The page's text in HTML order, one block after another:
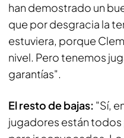
han demostrado un
que por desgracia la
estuviera, porque
nivel. Pero tenemos
garantías".
El resto de bajas: "Sí,
jugadores están todos